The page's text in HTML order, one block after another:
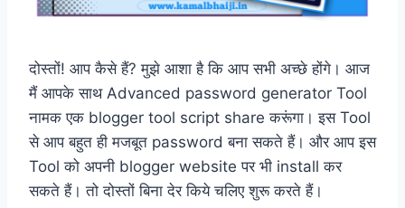
दोस्तों! आप कैसे हैं? मुझे आशा है कि आप सभी अच्छे होंगे। आज
मैं आपके साथ Advanced password generator Tool
नामक एक blogger tool script share करूंगा। इस Tool
से आप बहुत ही मजबूत password बना सकते हैं। और आप इस
Tool को अपनी blogger website पर भी install कर
सकते हैं। तो दोस्तों बिना देर किये चलिए शुरू करते हैं।